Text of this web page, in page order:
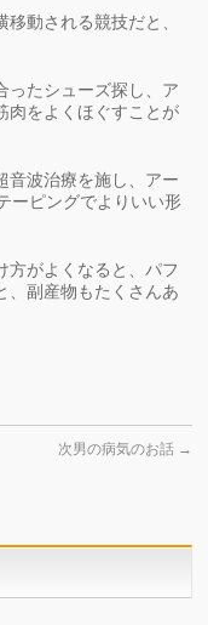
動される競技だと、
ったシューズ探し、ア
肉をよくほぐすことが
音波治療を施し、アー
ーピングでよりいい形
方がよくなると、パフ
、副産物もたくさんあ
次男の病気のお話 →